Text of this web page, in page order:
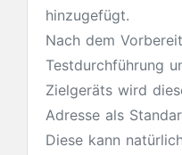
hinzugefügt.
Nach dem
Testdurchführung
Zielgeräts wird
Adresse als
Diese kann